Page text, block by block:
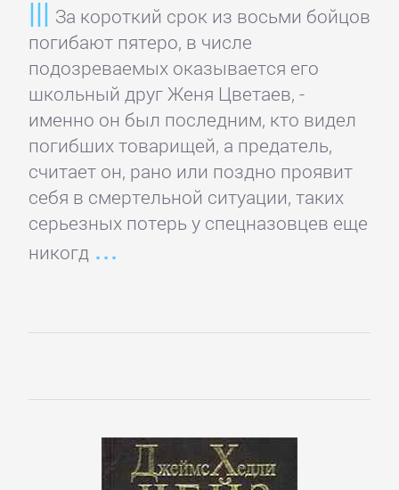
За короткий срок из восьми бойцов
погибают пятеро, в числе
подозреваемых оказывается его
школьный друг Женя Цветаев, -
именно он был последним, кто видел
погибших товарищей, а предатель,
считает он, рано или поздно проявит
себя в смертельной ситуации, таких
серьезных потерь у спецназовцев еще
никогд
классика
Классическая
проза
Литература
19
века
Литература
Легенды.